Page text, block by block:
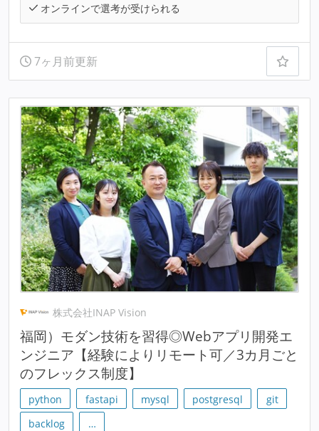
オンラインで選考が受けられる
7ヶ月前更新
株式会社INAP Vision
福岡）モダン技術を習得◎Webアプリ開発エ
ンジニア【経験によりリモート可／3カ月ごと
のフレックス制度】
python fastapi mysql postgresql
git
backlog
…